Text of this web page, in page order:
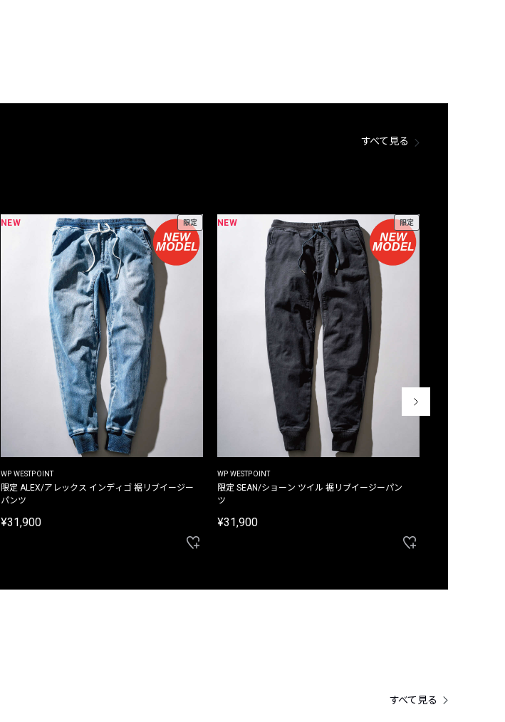
すべて見る
NEW 限定
WP WESTPOINT
限定 ALEX/アレックス インディゴ 裾リブイージー
パンツ
¥31,900
NEW 限定
WP WESTPOINT
限定 SEAN/ショーン ツイル 裾リブイージーパン
ツ
¥31,900
すべて見る